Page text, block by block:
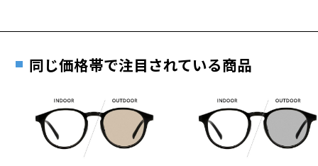
テンプルの材質：プラスチック(塗装)
可視光線透過率：29%
レンズカラー：GNGN75G/グリーン系
使用上の注意：高温のところに置いたり、傷をつけるような金属と一
緒にしまわないようご注意下さい。
＜実店舗でサングラスまたはパッケージ商品等のレンズ交換について
※メガネ：デモレンズを外した重さ
タイプ
もっと見る
その際は記入用紙をダウンロードしてお使いください。
ダウンロード
同じ価格帯で注目されている商品